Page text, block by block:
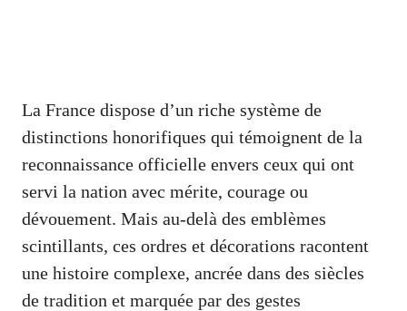
La France dispose d’un riche système de
distinctions honorifiques qui témoignent de la
reconnaissance officielle envers ceux qui ont
servi la nation avec mérite, courage ou
dévouement. Mais au-delà des emblèmes
scintillants, ces ordres et décorations racontent
une histoire complexe, ancrée dans des siècles
de tradition et marquée par des gestes